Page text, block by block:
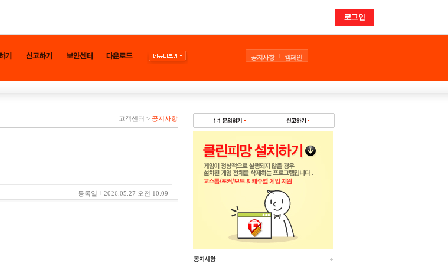
로그인
공지사항 캠페인
고객센터 > 공지사항
등록일 2026.05.27 오전 10:09